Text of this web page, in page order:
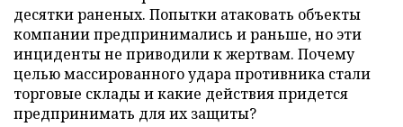
десятки раненых. Попытки атаковать объекты
компании предпринимались и раньше, но эти
инциденты не приводили к жертвам. Почему
целью массированного удара противника стали
торговые склады и какие действия придется
предпринимать для их защиты?